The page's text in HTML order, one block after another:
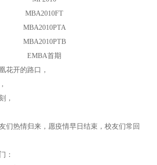
MBA2010FT
MBA2010PTA
MBA2010PTB
EMBA首期
花开的路口，
，
们热情归来，愿疫情早日结束，校友们常回
：